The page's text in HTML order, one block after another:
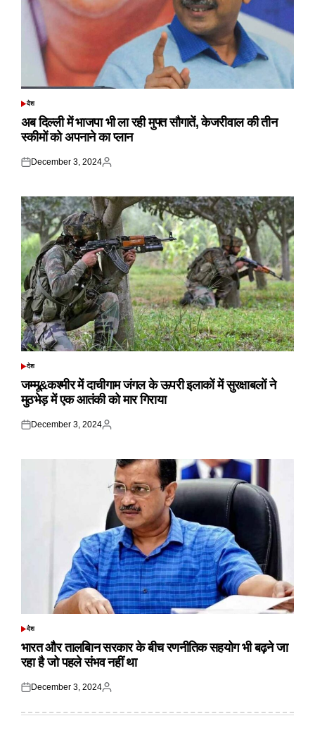
POSTED
देश
अब दिल्ली में भाजपा भी ला रही मुफ्त सौगातें, केजरीवाल की तीन
स्कीमों को अपनाने का प्लान
Posted
December 3, 2024
Posted
POSTED
देश
जम्मू&कश्मीर में दाचीगाम जंगल के ऊपरी इलाकों में सुरक्षाबलों ने
मुठभेड़ में एक आतंकी को मार गिराया
Posted
December 3, 2024
Posted
POSTED
देश
भारत और तालबिान सरकार के बीच रणनीतिक सहयोग भी बढ़ने जा
रहा है जो पहले संभव नहीं था
Posted
December 3, 2024
Posted